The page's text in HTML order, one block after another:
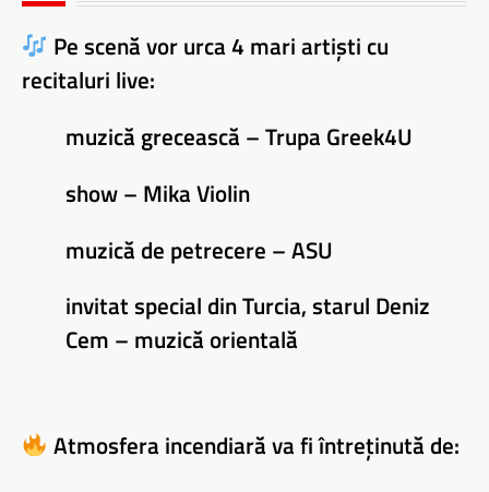
Pe scenă vor urca 4 mari artiști cu
recitaluri live:
muzică grecească – Trupa Greek4U
show – Mika Violin
muzică de petrecere – ASU
invitat special din Turcia, starul Deniz
Cem – muzică orientală
Atmosfera incendiară va fi întreținută de: